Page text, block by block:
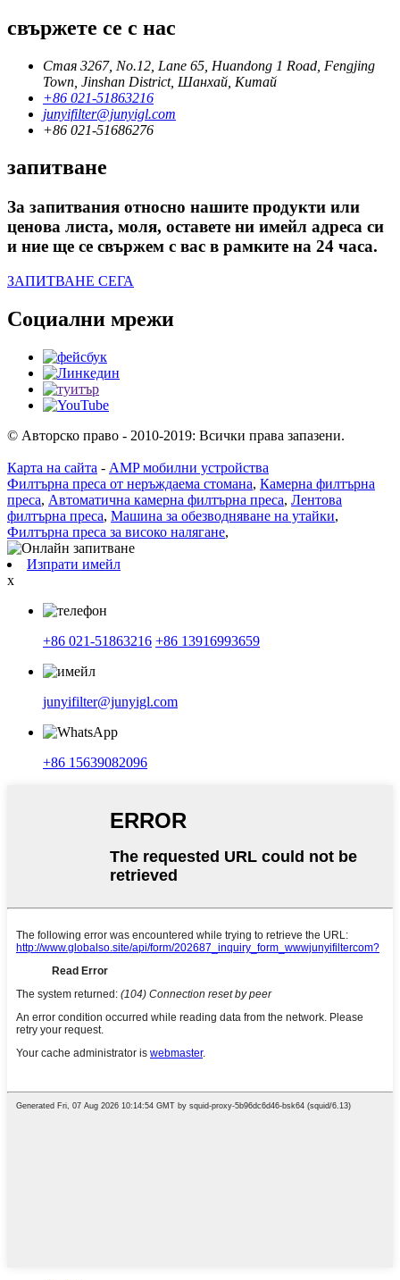
свържете се с нас
Стая 3267, No.12, Lane 65, Huandong 1 Road, Fengjing
Town, Jinshan District, Шанхай, Китай
+86 021-51863216
junyifilter@junyigl.com
+86 021-51686276
запитване
За запитвания относно нашите продукти или
ценова листа, моля, оставете ни имейл адреса си
и ние ще се свържем с вас в рамките на 24 часа.
ЗАПИТВАНЕ СЕГА
Социални мрежи
© Авторско право - 2010-2019: Всички права запазени.
Карта на сайта - AMP мобилни устройства
Филтърна преса от неръждаема стомана, Камерна филтърна
преса, Автоматична камерна филтърна преса, Лентова
филтърна преса, Машина за обезводняване на утайки,
Филтърна преса за високо налягане,
Изпрати имейл
x
+86 021-51863216 +86 13916993659
junyifilter@junyigl.com
+86 15639082096